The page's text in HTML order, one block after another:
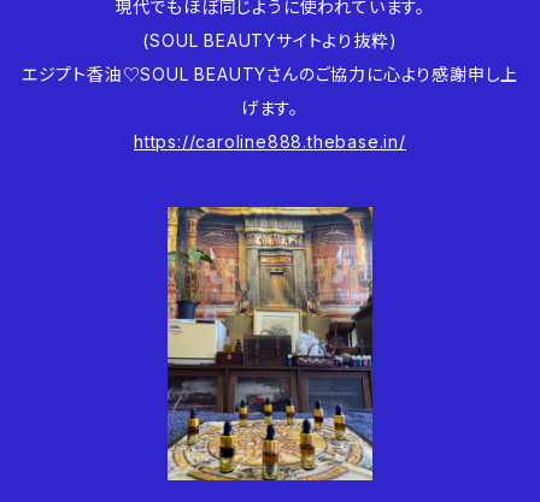
現代でもほぼ同じように使われています。
(SOUL BEAUTYサイトより抜粋)
エジプト香油♡SOUL BEAUTYさんのご協力に心より感謝申し上
げます。
https://caroline888.thebase.in/